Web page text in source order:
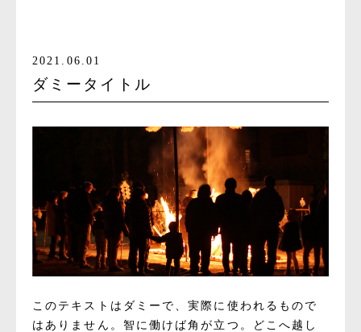
2021.06.01
ダミータイトル
このテキストはダミーで、実際に使われるもので
はありません。智に働けば角が立つ。どこへ越し